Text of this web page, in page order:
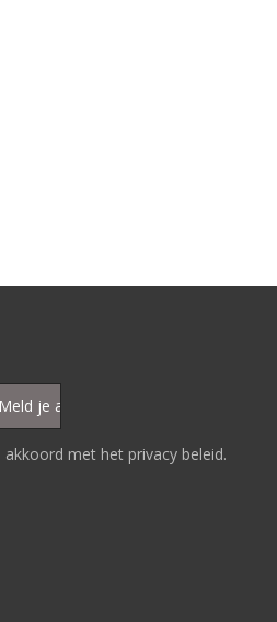
met het privacy beleid.